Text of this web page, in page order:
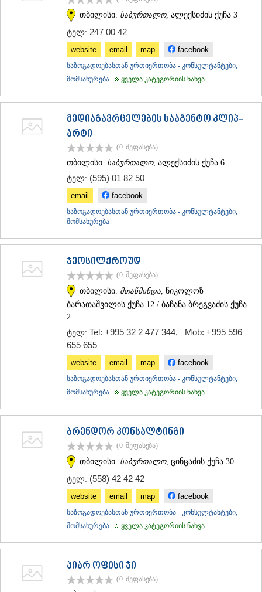
ᲡᲐᲛᲪᲮᲔ–ᲯᲐᲕᲐᲮᲔᲗᲘ
ᲐᲮᲐᲚᲥᲐᲚᲐᲥᲘ
ᲑᲝᲠᲯᲝᲛᲘ
ᲜᲘᲜᲝᲬᲛᲘᲜᲓᲐ
ᲥᲕᲔᲛᲝ ᲥᲐᲠᲗᲚᲘ
ᲛᲐᲠᲜᲔᲣᲚᲘ
ᲬᲐᲚᲙᲐ
თბილისი. საბურთალო, ალექსიძის ქუჩა 3
ტელ: 247 00 42
website email map facebook
საზოგადოებასთან ურთიერთობა - კონსულტანტები,
მომსახურება
ყველა კატეგორიის ნახვა
მედიაგავრცელების სააგენტო კლიპ-
არტი
(0 შეფასება)
თბილისი. საბურთალო, ალექსიძის ქუჩა 6
ტელ: (595) 01 82 50
email facebook
საზოგადოებასთან ურთიერთობა - კონსულტანტები,
მომსახურება
ჯეოსილქროუდ
(0 შეფასება)
თბილისი. მთაწმინდა , ნიკოლოზ
ბარათაშვილის ქუჩა 12 / ბაჩანა ბრეგვაძის ქუჩა
2
ტელ: Tel: +995 32 2 477 344, Mob: +995 596
655 655
website email map facebook
საზოგადოებასთან ურთიერთობა - კონსულტანტები,
მომსახურება
ყველა კატეგორიის ნახვა
ბრენდორ კონსალტინგი
(0 შეფასება)
თბილისი. საბურთალო, ცინცაძის ქუჩა 30
ტელ: (558) 42 42 42
website email map facebook
საზოგადოებასთან ურთიერთობა - კონსულტანტები,
მომსახურება
ყველა კატეგორიის ნახვა
პიარ ოფისი ჯი
(0 შეფასება)